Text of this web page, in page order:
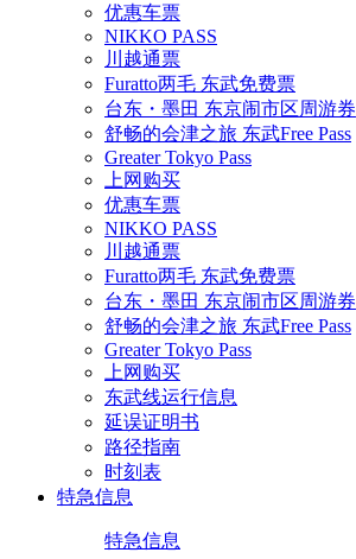
优惠车票
NIKKO PASS
川越通票
Furatto两毛 东武免费票
台东・墨田 东京闹市区周游券
舒畅的会津之旅 东武Free Pass
Greater Tokyo Pass
上网购买
优惠车票
NIKKO PASS
川越通票
Furatto两毛 东武免费票
台东・墨田 东京闹市区周游券
舒畅的会津之旅 东武Free Pass
Greater Tokyo Pass
上网购买
东武线运行信息
延误证明书
路径指南
时刻表
特急信息
特急信息